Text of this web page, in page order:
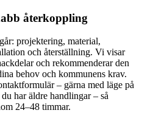
återkoppling
projektering, material,
och återställning. Vi visar
och rekommenderar den
behov och kommunens krav.
– gärna med läge på
har äldre handlingar – så
24–48 timmar.